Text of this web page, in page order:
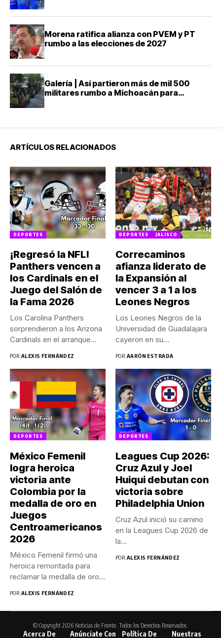
Morena ratifica alianza con PVEM y PT
rumbo a las elecciones de 2027
Galería | Así partieron más de mil 500
militares rumbo a Michoacán para
ARTÍCULOS RELACIONADOS
DEPORTES
¡Regresó la NFL!
Panthers vencen a
los Cardinals en el
Juego del Salón de
la Fama 2026
Los Carolina Panthers
sorprendieron a los Arizona
Cardinals en el arranque
POR:ALEXIS FERNÁNDEZ
DEPORTES JALISCO
Correcaminos
afianza liderato de
la Expansión al
vencer 3 a 1 a los
Leones Negros
Los Leones Negros de la
Universidad de Guadalajara
cayeron en su
POR:AARÓN ESTRADA
DEPORTES
México Femenil
logra heroica
victoria ante
Colombia por la
medalla de oro en
Juegos
Centroamericanos
2026
México Femenil firmó una
heroica remontada para
reclamar la medalla de oro...
POR:ALEXIS FERNÁNDEZ
DEPORTES
Leagues Cup 2026:
Cruz Azul y Joel
Huiqui debutan con
victoria sobre
Philadelphia Union
Cruz Azul inició su camino
en la Leagues Cup 2026 de
la...
POR:ALEXIS FERNÁNDEZ
© Copyright 2026 Noticias de Frente. Todos los Derechos Reservados.
Acerca De
Anúnciate Con
Política De
Nuestras